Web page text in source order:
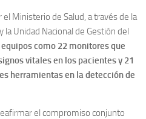
Ministerio de Salud, a través de la
la Unidad Nacional de Gestión del
como 22 monitores que
vitales en los pacientes y 21
herramientas en la detección de
el compromiso conjunto